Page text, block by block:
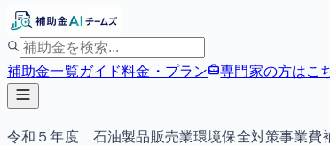
補助金一覧ガイド料金・プラン 専門家の方はこ
令和５年度 石油製品販売業環境保全対策事業費